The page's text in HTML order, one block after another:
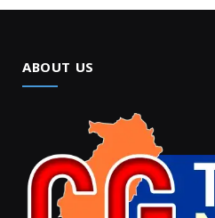
ABOUT US